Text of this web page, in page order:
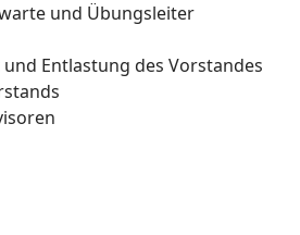
und Übungsleiter
Entlastung des Vorstandes